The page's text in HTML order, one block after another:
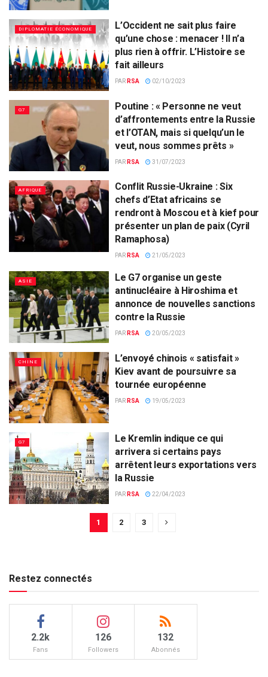
DIPLOMATIE ÉCONOMIQUE
L’Occident ne sait plus faire
qu’une chose : menacer ! Il n’a
plus rien à offrir. L’Histoire se
fait ailleurs
PAR RSA 02/10/2023
G7
Poutine : « Personne ne veut
d’affrontements entre la Russie
et l’OTAN, mais si quelqu’un le
veut, nous sommes prêts »
PAR RSA 31/07/2023
AFRIQUE
Conflit Russie-Ukraine : Six
chefs d’Etat africains se
rendront à Moscou et à kief pour
présenter un plan de paix (Cyril
Ramaphosa)
PAR RSA 21/05/2023
ASIE
Le G7 organise un geste
antinucléaire à Hiroshima et
annonce de nouvelles sanctions
contre la Russie
PAR RSA 20/05/2023
CHINE
L’envoyé chinois « satisfait »
Kiev avant de poursuivre sa
tournée européenne
PAR RSA 19/05/2023
G7
Le Kremlin indique ce qui
arrivera si certains pays
arrêtent leurs exportations vers
la Russie
PAR RSA 22/04/2023
1 2 3
Restez connectés
2.2k
Fans
126
Followers
132
Abonnés